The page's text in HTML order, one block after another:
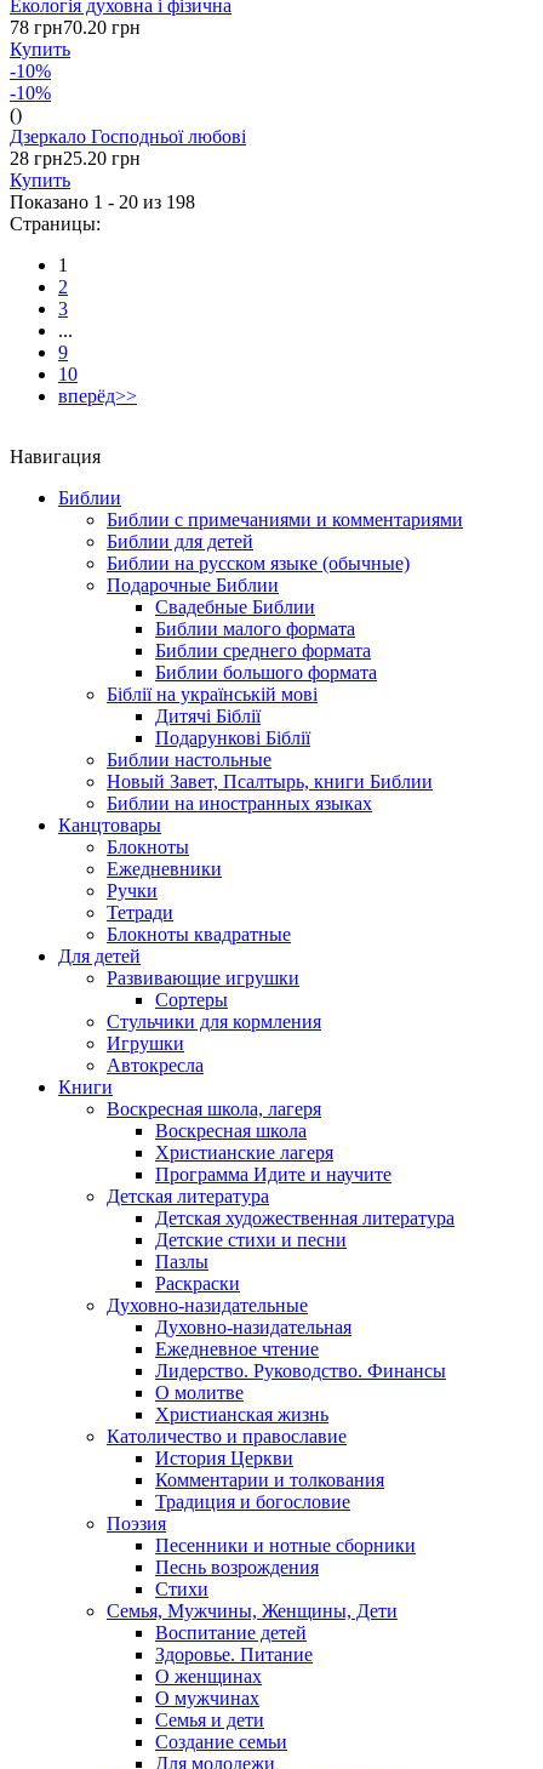
Екологія духовна і фізична
78 грн70.20 грн
Купить
-10%
-10%
()
Дзеркало Господньої любові
28 грн25.20 грн
Купить
Показано 1 - 20 из 198
Страницы:
1
2
3
...
9
10
вперёд>>
Навигация
Библии
Библии с примечаниями и комментариями
Библии для детей
Библии на русском языке (обычные)
Подарочные Библии
Свадебные Библии
Библии малого формата
Библии среднего формата
Библии большого формата
Біблії на українській мові
Дитячі Біблії
Подарункові Біблії
Библии настольные
Новый Завет, Псалтырь, книги Библии
Библии на иностранных языках
Канцтовары
Блокноты
Ежедневники
Ручки
Тетради
Блокноты квадратные
Для детей
Развивающие игрушки
Сортеры
Стульчики для кормления
Игрушки
Автокресла
Книги
Воскресная школа, лагеря
Воскресная школа
Христианские лагеря
Программа Идите и научите
Детская литература
Детская художественная литература
Детские стихи и песни
Пазлы
Раскраски
Духовно-назидательные
Духовно-назидательная
Ежедневное чтение
Лидерство. Руководство. Финансы
О молитве
Христианская жизнь
Католичество и православие
История Церкви
Комментарии и толкования
Традиция и богословие
Поэзия
Песенники и нотные сборники
Песнь возрождения
Стихи
Семья, Мужчины, Женщины, Дети
Воспитание детей
Здоровье. Питание
О женщинах
О мужчинах
Семья и дети
Создание семьи
Для молодежи